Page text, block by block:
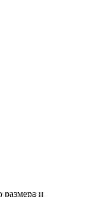
размера и